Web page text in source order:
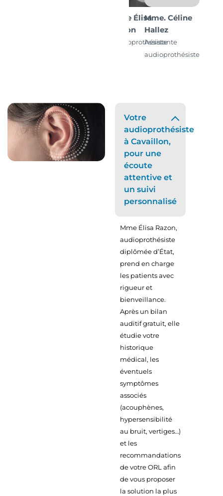
Mme Élisa
Razon
Audioprothésiste
Mme. Céline
Hallez
Assistante
audioprothésiste
Votre
audioprothésiste
à Cavaillon,
pour une
écoute
attentive et
un suivi
personnalisé
Mme Élisa Razon,
audioprothésiste
diplômée d’État,
prend en charge
les patients avec
rigueur et
bienveillance.
Après un bilan
auditif gratuit, elle
étudie votre
historique
médical, les
éventuels
symptômes
associés
(acouphènes,
hypersensibilité
au bruit, vertiges…)
et les
recommandations
de votre ORL afin
de vous proposer
la solution la plus